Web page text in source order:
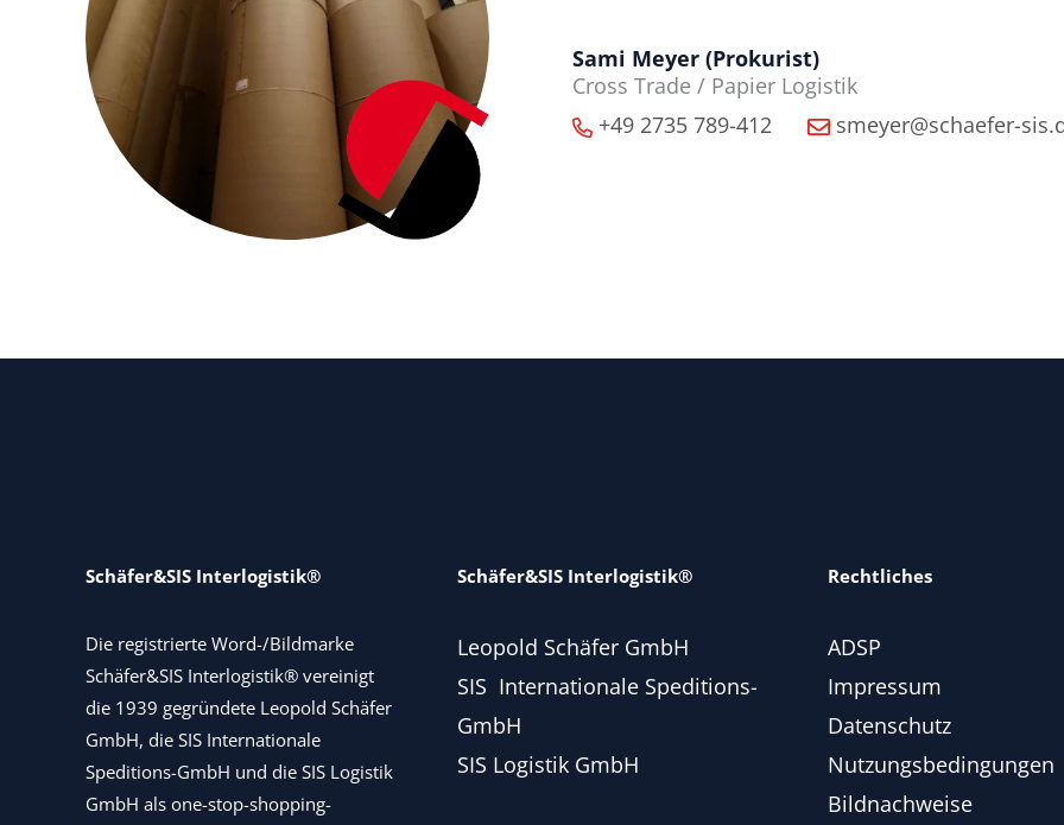
Sami Meyer (Prokurist)
Cross Trade / Papier Logistik
+49 2735 789-412
smeyer@schaefer-
Schäfer&SIS Interlogistik®
Die registrierte Word-/Bildmarke
Schäfer&SIS Interlogistik® vereinigt
die 1939 gegründete Leopold Schäfer
GmbH, die SIS Internationale
Speditions-GmbH und die SIS Logistik
GmbH als one-stop-shopping-
Schäfer&SIS Interlogistik®
Leopold Schäfer GmbH
SIS Internationale Speditions-
GmbH
SIS Logistik GmbH
Rechtliches
ADSP
Impressum
Datenschutz
Nutzungsbedingungen
Bildnachweise